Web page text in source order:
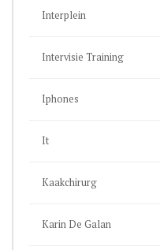
Interplein
Intervisie Training
Iphones
It
Kaakchirurg
Karin De Galan